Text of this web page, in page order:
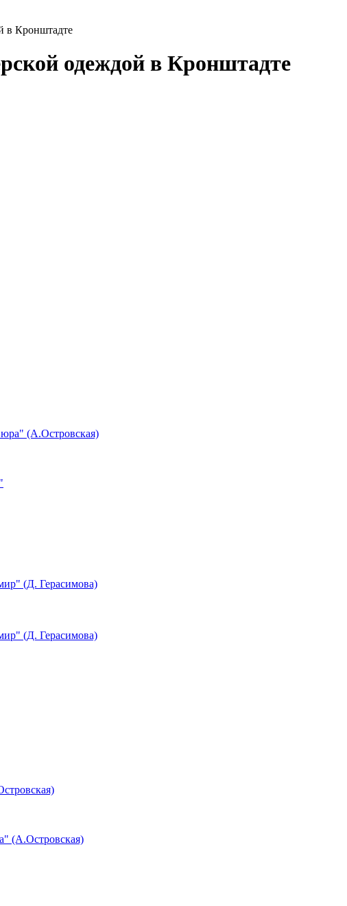
в Кронштадте
одеждой в Кронштадте
(А.Островская)
(Д. Герасимова)
(Д. Герасимова)
(А.Островская)